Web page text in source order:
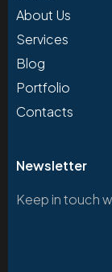
About Us
Services
Blog
Portfolio
Contacts
Newsletter
Keep in touch